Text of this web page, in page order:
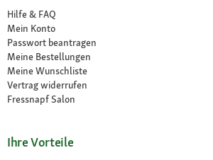
Hilfe & FAQ
Mein Konto
Passwort beantragen
Meine Bestellungen
Meine Wunschliste
Vertrag widerrufen
Fressnapf Salon
Ihre Vorteile